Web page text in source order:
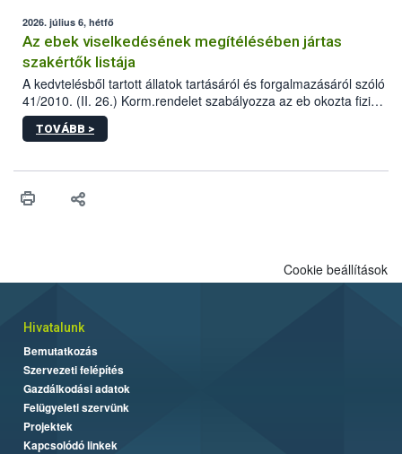
2026. július 6, hétfő
Az ebek viselkedésének megítélésében jártas
szakértők listája
A kedvtelésből tartott állatok tartásáról és forgalmazásáról szóló
41/2010. (II. 26.) Korm.rendelet szabályozza az eb okozta fizikai
sérülés, illetve ennek veszélye keletkezésekor felmerülő
hatósági feladatokat, valamint a veszélyes eb tartását és annak
vonni az ebek viselkedésének megítélésében jártas szakértőt.
TOVÁBB >
Cookie beállítások
Hivatalunk
Bemutatkozás
Szervezeti felépítés
Gazdálkodási adatok
Felügyeleti szervünk
Projektek
Kapcsolódó linkek